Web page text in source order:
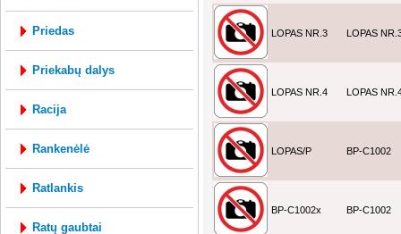
priedas
priekabų dalys
racija
rankenėlė
ratlankis
ratų gaubtai
LOPAS NR.3 LOPAS
LOPAS NR.4 LOPAS
LOPAS/P BP-C1002
BP-C1002x BP-C1002